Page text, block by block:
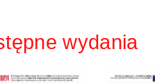
wydania